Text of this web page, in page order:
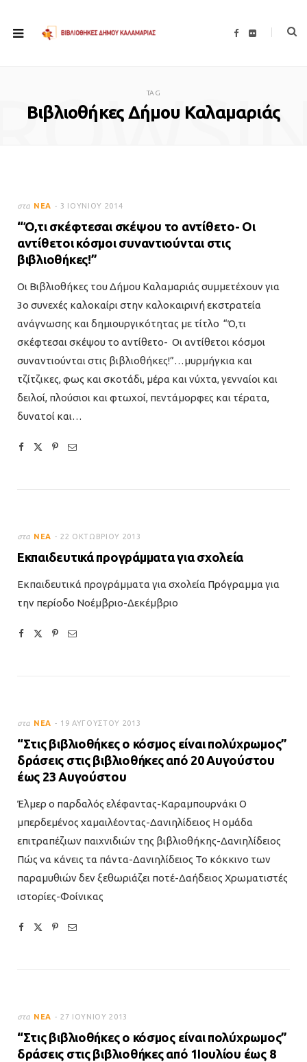
F
F
TAG
Βιβλιοθήκες Δήμου Καλαμαριάς
στα ΝΈΑ 3 ΙΟΥΝΊΟΥ 2014
“Ό,τι σκέφτεσαι σκέψου το αντίθετο- Οι
αντίθετοι κόσμοι συναντιούνται στις
βιβλιοθήκες!”
Οι Βιβλιοθήκες του Δήμου Καλαμαριάς συμμετέχουν για
3ο συνεχές καλοκαίρι στην καλοκαιρινή εκστρατεία
ανάγνωσης και δημιουργικότητας με τίτλο “Ό,τι
σκέφτεσαι σκέψου το αντίθετο- Οι αντίθετοι κόσμοι
συναντιούνται στις βιβλιοθήκες!”…μυρμήγκια και
τζίτζικες, φως και σκοτάδι, μέρα και νύχτα, γενναίοι και
δειλοί, πλούσιοι και φτωχοί, πεντάμορφες και τέρατα,
δυνατοί και…
στα ΝΈΑ 22 ΟΚΤΩΒΡΊΟΥ 2013
Εκπαιδευτικά προγράμματα για σχολεία
Εκπαιδευτικά προγράμματα για σχολεία Πρόγραμμα για
την περίοδο Νοέμβριο-Δεκέμβριο
στα ΝΈΑ 19 ΑΥΓΟΎΣΤΟΥ 2013
“Στις βιβλιοθήκες ο κόσμος είναι πολύχρωμος”
δράσεις στις βιβλιοθήκες από 20 Αυγούστου
έως 23 Αυγούστου
Έλμερ ο παρδαλός ελέφαντας-Καραμπουρνάκι Ο
μπερδεμένος χαμαιλέοντας-Δανιηλίδειος Η ομάδα
επιτραπέζιων παιχνιδιών της βιβλιοθήκης-Δανιηλίδειος
Πώς να κάνεις τα πάντα-Δανιηλίδειος Το κόκκινο των
παραμυθιών δεν ξεθωριάζει ποτέ-Δαήδειος Χρωματιστές
ιστορίες-Φοίνικας
στα ΝΈΑ 27 ΙΟΥΝΊΟΥ 2013
“Στις βιβλιοθήκες ο κόσμος είναι πολύχρωμος”
δράσεις στις βιβλιοθήκες από 1Ιουλίου έως 8